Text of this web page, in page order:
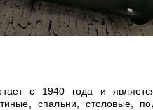
с 1940 года и
спальни, столовые,